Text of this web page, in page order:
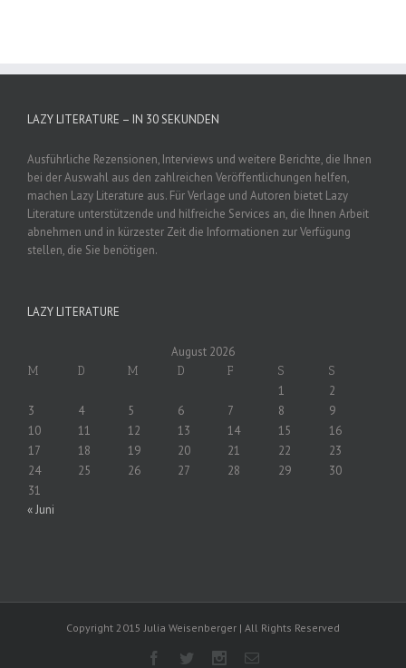
LAZY LITERATURE – IN 30 SEKUNDEN
Ausführliche Rezensionen, Interviews und weitere Berichte, die Ihnen
bei der Auswahl aus den zahlreichen Veröffentlichungen helfen,
machen Lazy Literature aus. Für Verlage und Autoren bietet Lazy
Literature unterstützende und hilfreiche Services an, die Ihnen Arbeit
abnehmen und in kürzester Zeit die Informationen zur Verfügung
stellen, die Sie benötigen.
LAZY LITERATURE
August 2026
M D M D F S S
1
2
3
4 5 6 7 8
9
10
11 12 13 14 15
16
17
18 19 20 21 22
23
24
25 26 27 28 29
30
31
« Juni
Copyright 2015 Julia Weisenberger | All Rights Reserved